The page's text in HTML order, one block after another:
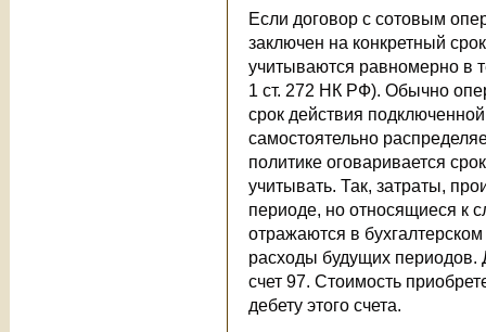
Если договор с сотовым
заключен на конкретный
учитываются равномерно в
1 ст. 272 НК РФ). Обычно
срок действия
самостоятельно
политике оговаривается
учитывать. Так, затраты,
периоде, но относящиеся к
отражаются в
расходы будущих периодов.
счет 97. Стоимость
дебету этого счета.